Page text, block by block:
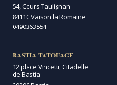
54, Cours Taulignan
84110 Vaison la Romaine
0490363554
BASTIA TATOUAGE
12 place Vincetti, Citadelle
de Bastia